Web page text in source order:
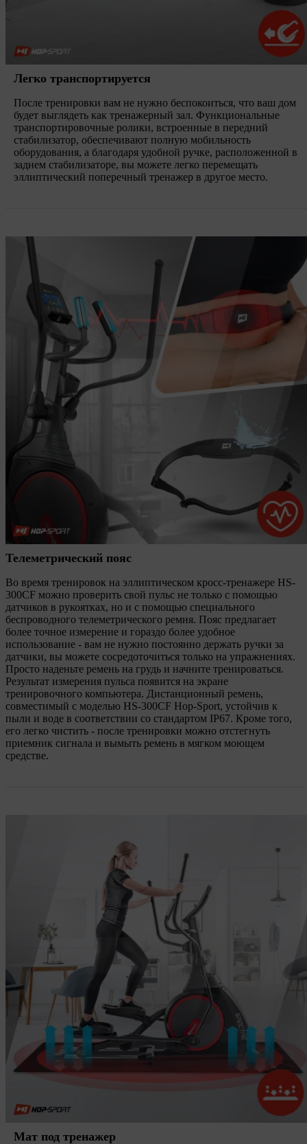
Легко транспортируется
После тренировки вам не нужно беспокоиться, что ваш дом
будет выглядеть как тренажерный зал. Функциональные
транспортировочные ролики, встроенные в передний
стабилизатор, обеспечивают полную мобильность
оборудования, а благодаря удобной ручке, расположенной в
заднем стабилизаторе, вы можете легко перемещать
эллиптический поперечный тренажер в другое место.
Телеметрический пояс
Во время тренировок на эллиптическом кросс-тренажере HS-
300CF можно проверить свой пульс не только с помощью
датчиков в рукоятках, но и с помощью специального
беспроводного телеметрического ремня. Пояс предлагает
более точное измерение и гораздо более удобное
использование - вам не нужно постоянно держать ручки за
датчики, вы можете сосредоточиться только на упражнениях.
Просто наденьте ремень на грудь и начните тренироваться.
Результат измерения пульса появится на экране
тренировочного компьютера. Дистанционный ремень,
совместимый с моделью HS-300CF Hop-Sport, устойчив к
пыли и воде в соответствии со стандартом IP67. Кроме того,
его легко чистить - после тренировки можно отстегнуть
приемник сигнала и вымыть ремень в мягком моющем
средстве.
Мат под тренажер